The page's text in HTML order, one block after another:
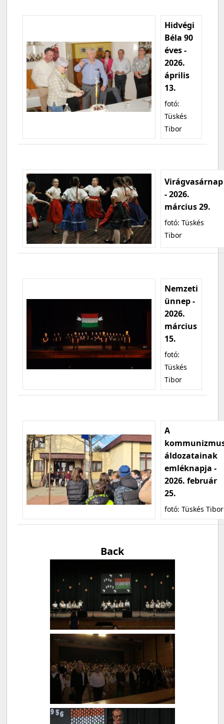
Hidvégi
Béla 90
éves -
2026.
április
13.
fotó:
Tüskés
Tibor
Virágvasárnap
- 2026.
március 29.
fotó: Tüskés
Tibor
Nemzeti
ünnep -
2026.
március
15.
fotó:
Tüskés
Tibor
A
áldozatainak
emléknapja -
2026. február
25.
fotó: Tüskés Tibor
Back